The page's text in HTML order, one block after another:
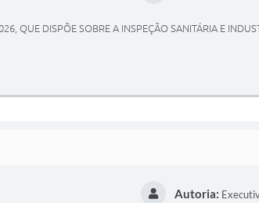
QUE DISPÕE SOBRE A INSPEÇÃO SANITÁRIA E
Autoria: